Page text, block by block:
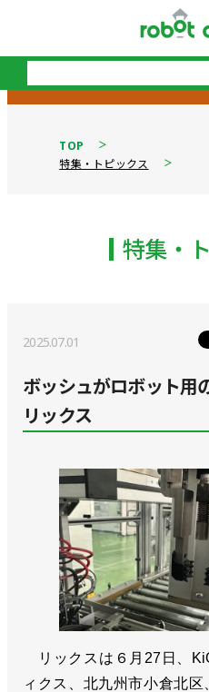
TOP
特集・トピックス
特集・
2025.07.01
ボッシュがロボット用
リックス
リックスは６月27日、
ィクス、北九州市⼩倉北